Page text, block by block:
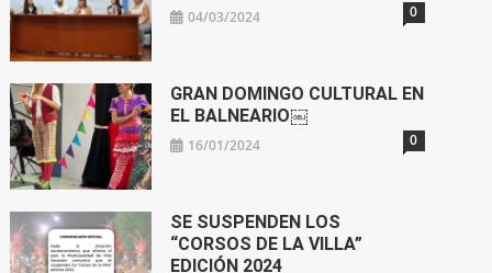
04/03/2024 0
GRAN DOMINGO CULTURAL EN
EL BALNEARIO￼
16/01/2024 0
SE SUSPENDEN LOS
“CORSOS DE LA VILLA”
EDICIÓN 2024